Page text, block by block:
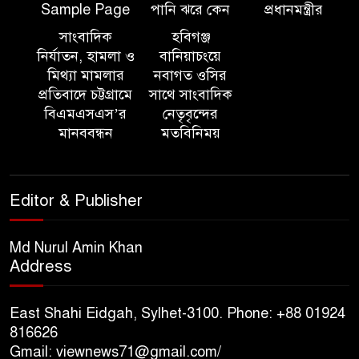
১০ লাখ টাকার চেক ডিজঅনার
মামলায় এক বছরের সাজা
‘সমন্বিত উদ্যোগেই গড়ে উঠবে
আধুনিক সিলেট’ – বাণিজ্যমন্ত্রী
আয়োজন ‘শ্রাবনের মেঘগুলো’
গভীর শ্রদ্ধা নিবেদন
শতাংশই সিলেটি
Sample Page
পানি ঝরে কেন
প্রধানমন্ত্রীর
সাংবাদিক
নির্যাতন, হামলা ও
মিথ্যা মামলার
প্রতিবাদে চট্টগ্রামে
বিএমএসএস’র
মানববন্ধন
হবিগঞ্জ
বানিয়াচংয়ে
নবাগত ওসির
সাথে সাংবাদিক
নেতৃবৃন্দের
মতবিনিময়
Editor & Publisher
Md Nurul Amin Khan
Address
East Shahi Eidgah, Sylhet-3100. Phone: +88 01924
816626
Gmail: viewnews71@gmail.com/